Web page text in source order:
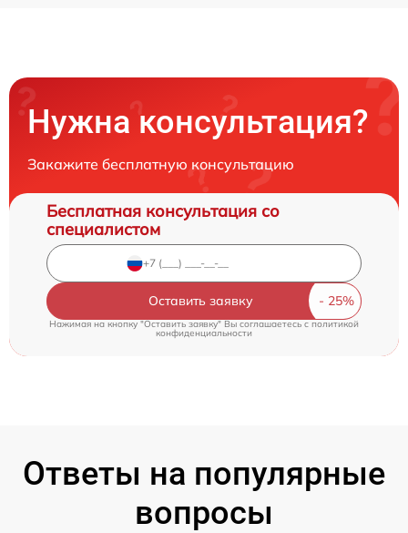
Нужна консультация?
Закажите бесплатную консультацию
Бесплатная консультация со
специалистом
Оставить заявку
Нажимая на кнопку "Оставить заявку" Вы соглашаетесь cполитикой
конфиденциальности
Ответы на популярные
вопросы